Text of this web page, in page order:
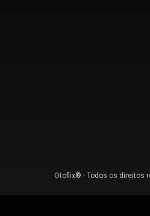
Otoflix® - Todos os direitos